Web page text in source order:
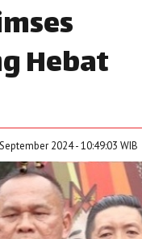
Hebat
2024 - 10:49:03 WIB